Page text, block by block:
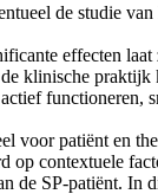
de studie
effecten
praktijk
voor patiënt en
contextuele
de SP-patiënt.